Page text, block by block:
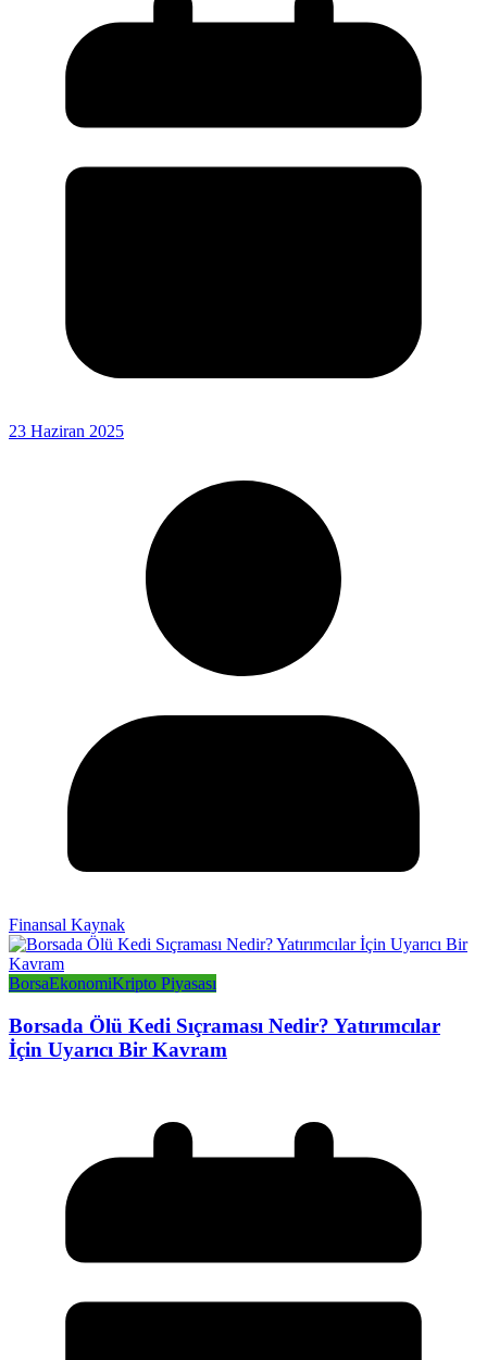
23 Haziran 2025
Finansal Kaynak
BorsaEkonomiKripto Piyasası
Borsada Ölü Kedi Sıçraması Nedir? Yatırımcılar
İçin Uyarıcı Bir Kavram